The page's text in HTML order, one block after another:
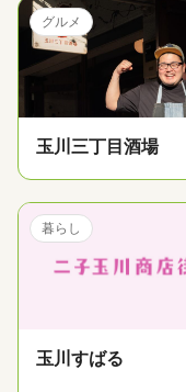
グルメ
玉川三丁目酒場
暮らし
玉川すばる